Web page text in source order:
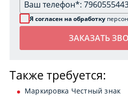
Я согласен на обработку
Также требуется:
Маркировка Честный знак